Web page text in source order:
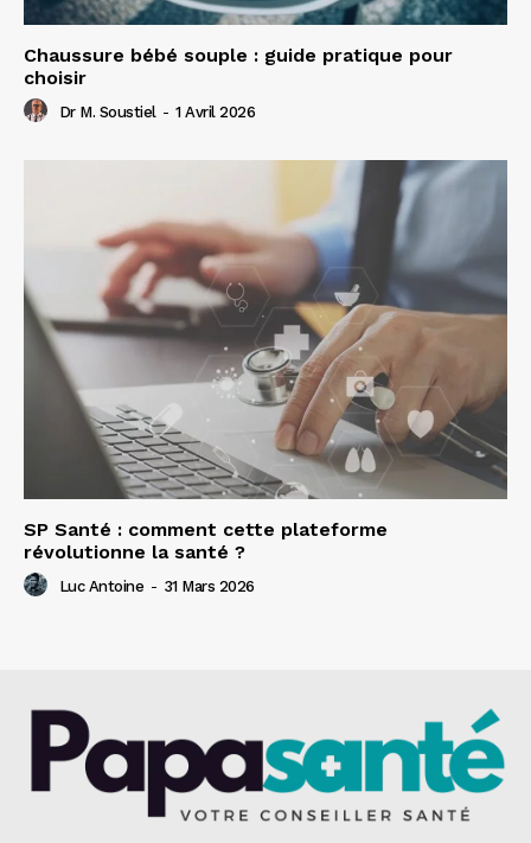
Chaussure bébé souple : guide pratique pour
choisir
Dr M. Soustiel - 1 Avril 2026
SP Santé : comment cette plateforme
révolutionne la santé ?
Luc Antoine - 31 Mars 2026